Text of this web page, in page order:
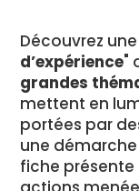
Découvrez
d’expérience"
grandes
mettent en
portées par
une
fiche présente